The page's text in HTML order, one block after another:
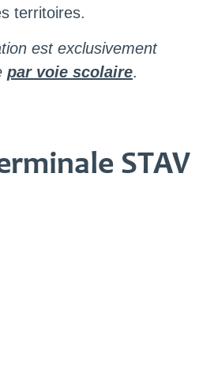
territoires.
est exclusivement
par voie scolaire.
STAV